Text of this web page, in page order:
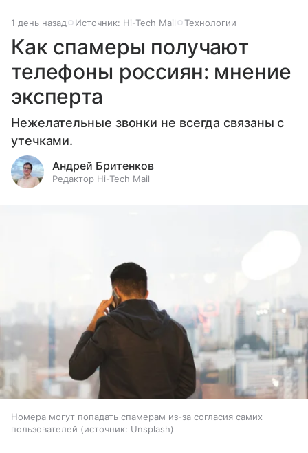
1 день назад Источник: Hi-Tech Mail Технологии
Как спамеры получают
телефоны россиян: мнение
эксперта
Нежелательные звонки не всегда связаны с
утечками.
Андрей Бритенков
Редактор Hi-Tech Mail
Номера могут попадать спамерам из-за согласия самих
пользователей
источник: Unsplash